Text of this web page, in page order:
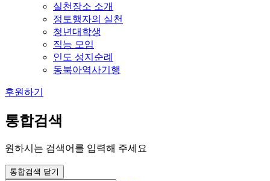
실천장소 소개
정토행자의 실천
청년대학생
직능 모임
인도 성지순례
동북아역사기행
후원하기
통합검색
원하시는 검색어를 입력해 주세요
통합검색 닫기